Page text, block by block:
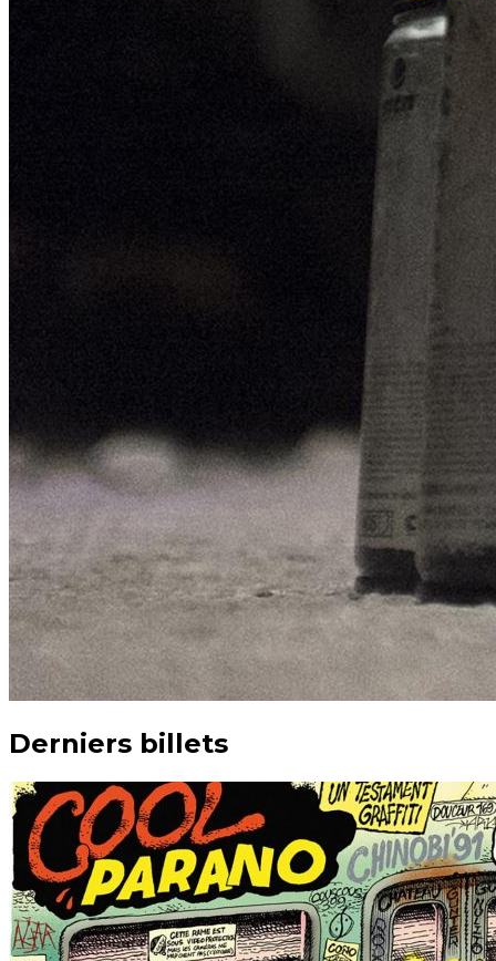
Derniers billets